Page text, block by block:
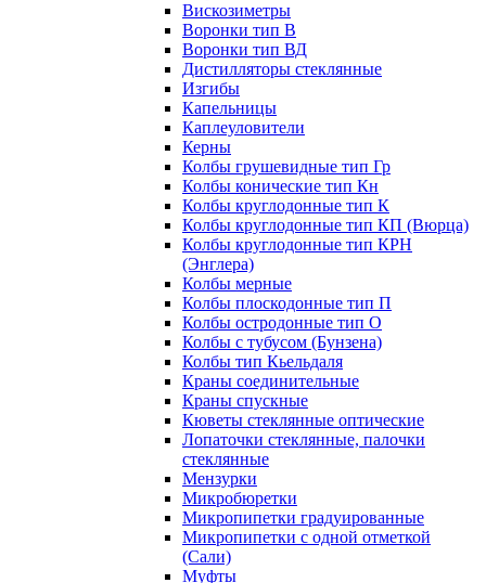
Вискозиметры
Воронки тип В
Воронки тип ВД
Дистилляторы стеклянные
Изгибы
Капельницы
Каплеуловители
Керны
Колбы грушевидные тип Гр
Колбы конические тип Кн
Колбы круглодонные тип К
Колбы круглодонные тип КП (Вюрца)
Колбы круглодонные тип КРН
(Энглера)
Колбы мерные
Колбы плоскодонные тип П
Колбы остродонные тип О
Колбы с тубусом (Бунзена)
Колбы тип Кьельдаля
Краны соединительные
Краны спускные
Кюветы стеклянные оптические
Лопаточки стеклянные, палочки
стеклянные
Мензурки
Микробюретки
Микропипетки градуированные
Микропипетки с одной отметкой
(Сали)
Муфты